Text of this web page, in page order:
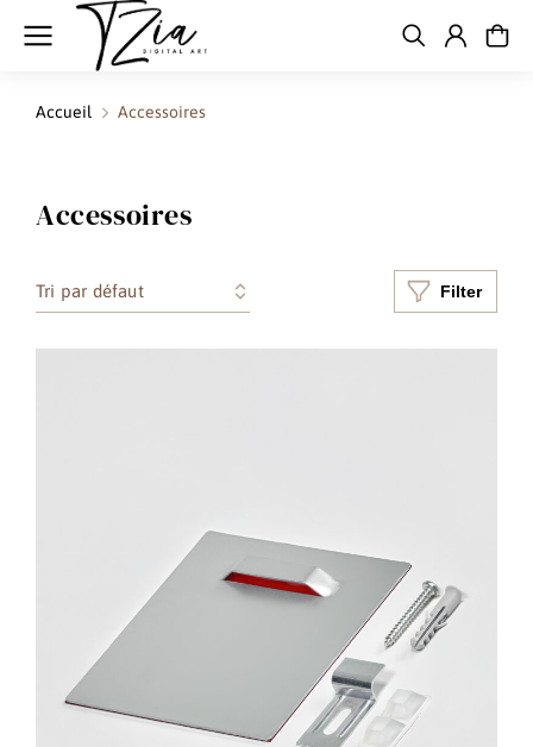
Vous êtes ici :
Accueil Accessoires
Accessoires
Filter